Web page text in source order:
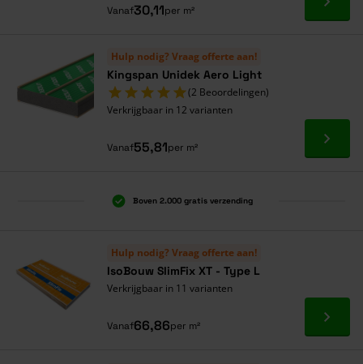
Vanaf30,11per m² Ga
Hulp nodig? Vraag offerte aan!
Kingspan Unidek Aero Light
(2 Beoordelingen)
Verkrijgbaar in 12 varianten
Vanaf55,81per m² Ga
Boven 2.000 gratis verzending
Hulp nodig? Vraag offerte aan!
IsoBouw SlimFix XT - Type L
Verkrijgbaar in 11 varianten
Vanaf66,86per m² Ga